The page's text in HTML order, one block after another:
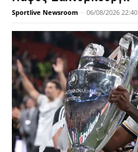
Sportlive Newsroom - 06/08/2026 22:40